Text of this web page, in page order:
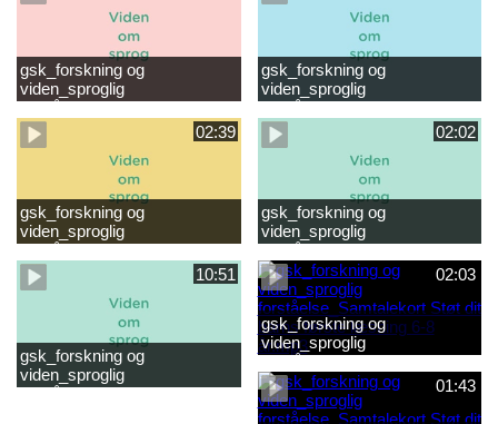
gsk_forskning og
viden_sproglig
forståelse_Støt dit barns
fortsatte læsning 8-10 år.mp4
gsk_forskning og
viden_sproglig
forståelse_Snak med dit barn
6 mdr-2 år.mp4
02:39
gsk_forskning og
viden_sproglig
forståelse_Snak med dit barn
2-6 år.mp4
02:02
gsk_forskning og
viden_sproglig
forståelse_Snak med din
baby 0-6 mdr.mp4
10:51
gsk_forskning og
viden_sproglig
forståelse_Barnets sproglige
02:03
gsk_forskning og
viden_sproglig
forståelse_Samtalekort Støt
dit barns første læsning 6-8
år.mp3
01:43